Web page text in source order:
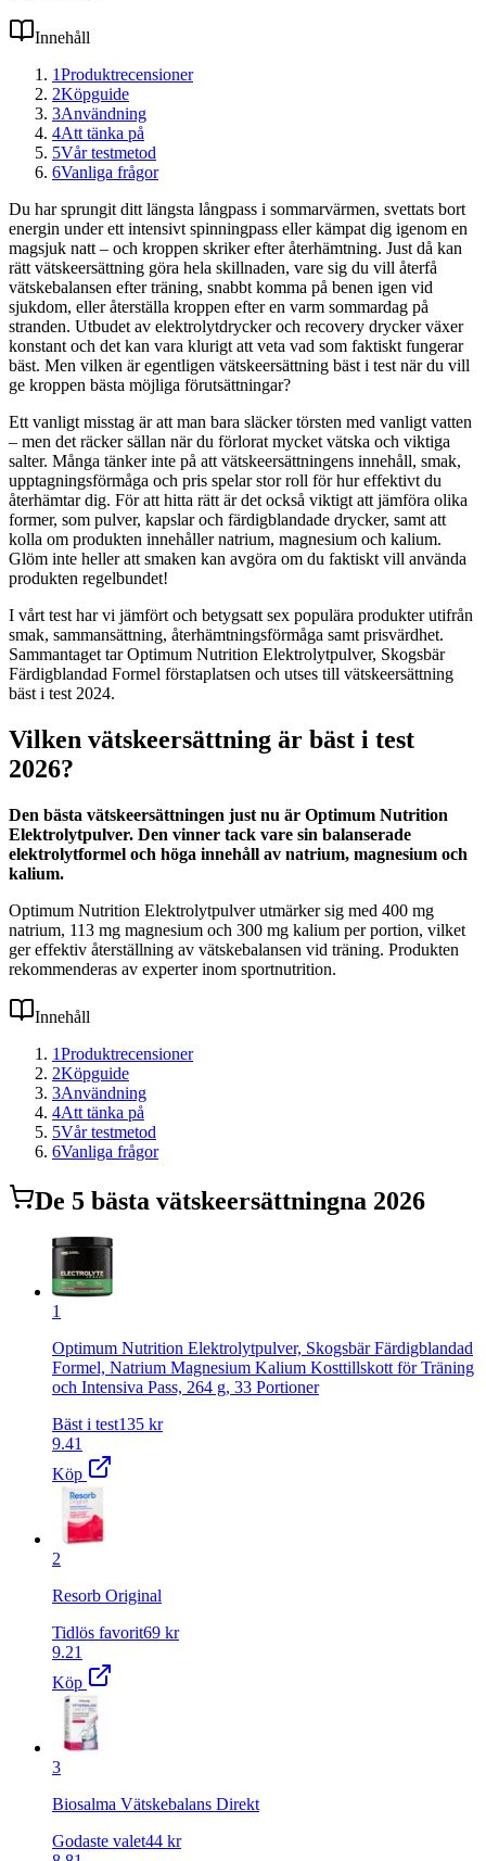
Innehåll
1Produktrecensioner
2Köpguide
3Användning
4Att tänka på
5Vår testmetod
6Vanliga frågor
Du har sprungit ditt längsta långpass i sommarvärmen, svettats bort
energin under ett intensivt spinningpass eller kämpat dig igenom en
magsjuk natt – och kroppen skriker efter återhämtning. Just då kan
rätt vätskeersättning göra hela skillnaden, vare sig du vill återfå
vätskebalansen efter träning, snabbt komma på benen igen vid
sjukdom, eller återställa kroppen efter en varm sommardag på
stranden. Utbudet av elektrolytdrycker och recovery drycker växer
konstant och det kan vara klurigt att veta vad som faktiskt fungerar
bäst. Men vilken är egentligen vätskeersättning bäst i test när du vill
ge kroppen bästa möjliga förutsättningar?
Ett vanligt misstag är att man bara släcker törsten med vanligt vatten
– men det räcker sällan när du förlorat mycket vätska och viktiga
salter. Många tänker inte på att vätskeersättningens innehåll, smak,
upptagningsförmåga och pris spelar stor roll för hur effektivt du
återhämtar dig. För att hitta rätt är det också viktigt att jämföra olika
former, som pulver, kapslar och färdigblandade drycker, samt att
kolla om produkten innehåller natrium, magnesium och kalium.
Glöm inte heller att smaken kan avgöra om du faktiskt vill använda
produkten regelbundet!
I vårt test har vi jämfört och betygsatt sex populära produkter utifrån
smak, sammansättning, återhämtningsförmåga samt prisvärdhet.
Sammantaget tar Optimum Nutrition Elektrolytpulver, Skogsbär
Färdigblandad Formel förstaplatsen och utses till vätskeersättning
bäst i test 2024.
Vilken vätskeersättning är bäst i test
2026?
Den bästa vätskeersättningen just nu är Optimum Nutrition
Elektrolytpulver. Den vinner tack vare sin balanserade
elektrolytformel och höga innehåll av natrium, magnesium och
kalium.
Optimum Nutrition Elektrolytpulver utmärker sig med 400 mg
natrium, 113 mg magnesium och 300 mg kalium per portion, vilket
ger effektiv återställning av vätskebalansen vid träning. Produkten
rekommenderas av experter inom sportnutrition.
Innehåll
1Produktrecensioner
2Köpguide
3Användning
4Att tänka på
5Vår testmetod
6Vanliga frågor
De 5 bästa vätskeersättningna 2026
1
Optimum Nutrition Elektrolytpulver, Skogsbär Färdigblandad
Formel, Natrium Magnesium Kalium Kosttillskott för Träning
och Intensiva Pass, 264 g, 33 Portioner
Bäst i test135 kr
9.41
Köp
2
Resorb Original
Tidlös favorit69 kr
9.21
Köp
3
Biosalma Vätskebalans Direkt
Godaste valet44 kr